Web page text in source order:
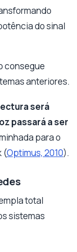
do sinal
consegue
anteriores.
será
passará a ser
para o
(Optimus, 2010).
total
sistemas